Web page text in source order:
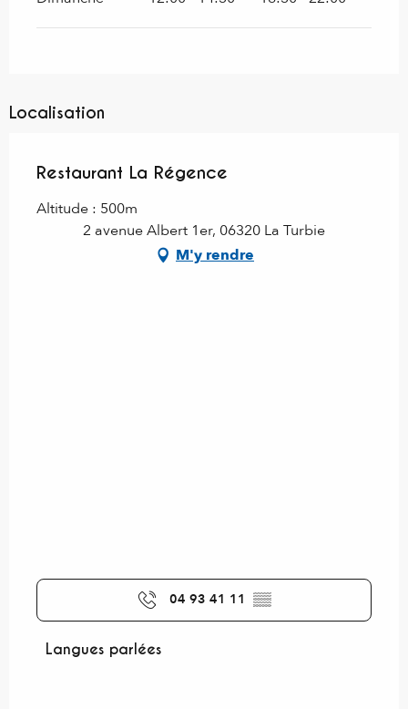
Localisation
Restaurant La Régence
Altitude : 500m
2 avenue Albert 1er, 06320 La Turbie
M'y rendre
04 93 41 11 ▒▒
Langues parlées
Langues parlées